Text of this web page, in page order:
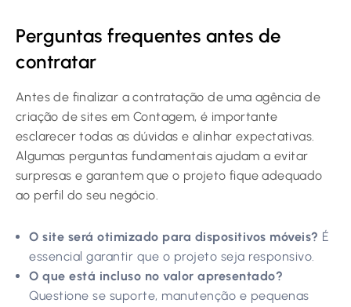
Perguntas frequentes antes de
contratar
Antes de finalizar a contratação de uma agência de
criação de sites em Contagem, é importante
esclarecer todas as dúvidas e alinhar expectativas.
Algumas perguntas fundamentais ajudam a evitar
surpresas e garantem que o projeto fique adequado
ao perfil do seu negócio.
O site será otimizado para dispositivos móveis? É
essencial garantir que o projeto seja responsivo.
O que está incluso no valor apresentado?
Questione se suporte, manutenção e pequenas